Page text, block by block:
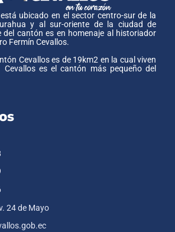
ubicado en el sector centro-sur de la
y al sur-oriente de la ciudad de
del cantón es en homenaje al historiador
Fermín Cevallos.
Cevallos es de 19km2 en la cual viven
Cevallos es el cantón más pequeño del
24 de Mayo